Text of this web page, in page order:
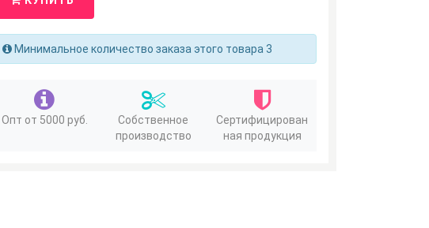
Минимальное количество заказа этого товара 3
Опт от 5000 руб.
Собственное
производство
Сертифицирован
ная продукция